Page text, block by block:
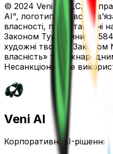
© 2024 Veni AI LLC. Усі
AI", логотипи та всі
власності, представлені
Законом Туреччини №
художні твори»,
власність» та
Несанкціоноване
Veni AI
Корпоративні AI-рішення.